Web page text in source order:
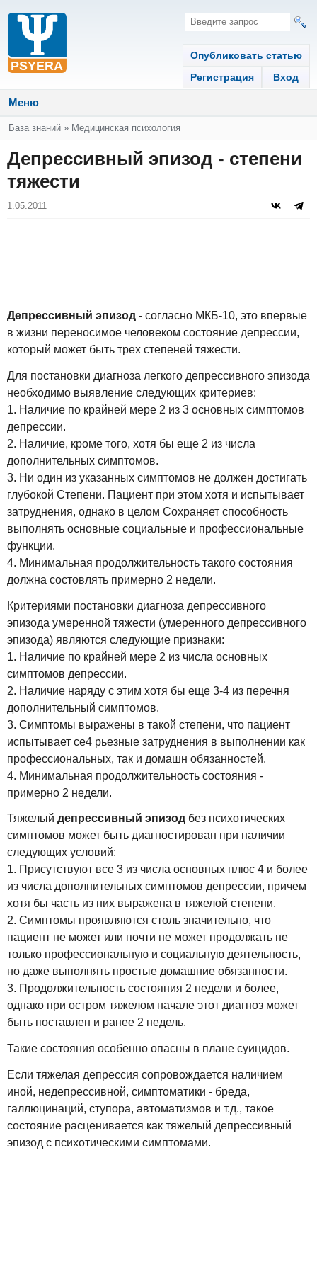
Опубликовать статью
Регистрация
Вход
Меню
Вы здесь
База знаний » Медицинская психология
Депрессивный эпизод - степени
тяжести
1.05.2011
Депрессивный эпизод - согласно МКБ-10, это впервые
в жизни переносимое человеком состояние депрессии,
который может быть трех степеней тяжести.
Для постановки диагноза легкого депрессивного эпизода
необходимо выявление следующих критериев:
1. Наличие по крайней мере 2 из 3 основных симптомов
депрессии.
2. Наличие, кроме того, хотя бы еще 2 из числа
дополнительных симптомов.
3. Ни один из указанных симптомов не должен достигать
глубокой Степени. Пациент при этом хотя и испытывает
затруднения, однако в целом Сохраняет способность
выполнять основные социальные и профессиональные
функции.
4. Минимальная продолжительность такого состояния
должна состовлять примерно 2 недели.
Критериями постановки диагноза депрессивного
эпизода умеренной тяжести (умеренного депрессивного
эпизода) являются следующие признаки:
1. Наличие по крайней мере 2 из числа основных
симптомов депрессии.
2. Наличие наряду с этим хотя бы еще 3-4 из перечня
дополнительный симптомов.
3. Симптомы выражены в такой степени, что пациент
испытывает се4 рьезные затруднения в выполнении как
профессиональных, так и домашн обязанностей.
4. Минимальная продолжительность состояния -
примерно 2 недели.
Тяжелый депрессивный эпизод без психотических
симптомов может быть диагностирован при наличии
следующих условий:
1. Присутствуют все 3 из числа основных плюс 4 и более
из числа дополнительных симптомов депрессии, причем
хотя бы часть из них выражена в тяжелой степени.
2. Симптомы проявляются столь значительно, что
пациент не может или почти не может продолжать не
только профессиональную и социальную деятельность,
но даже выполнять простые домашние обязанности.
3. Продолжительность состояния 2 недели и более,
однако при остром тяжелом начале этот диагноз может
быть поставлен и ранее 2 недель.
Такие состояния особенно опасны в плане суицидов.
Если тяжелая депрессия сопровождается наличием
иной, недепрессивной, симптоматики - бреда,
галлюцинаций, ступора, автоматизмов и т.д., такое
состояние расценивается как тяжелый депрессивный
эпизод с психотическими симптомами.